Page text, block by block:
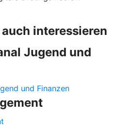
interessieren
Jugend und
und Finanzen